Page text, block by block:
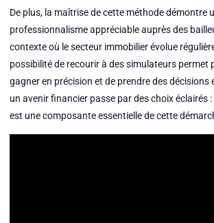
De plus, la maîtrise de cette méthode démontre
professionnalisme appréciable auprès des
contexte où le secteur immobilier évolue
possibilité de recourir à des simulateurs permet
gagner en précision et de prendre des décisions
un avenir financier passe par des choix éclairés
est une composante essentielle de cette